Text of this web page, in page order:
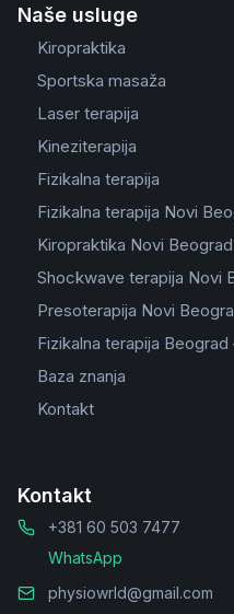
Naše usluge
Kiropraktika
Sportska masaža
Laser terapija
Kineziterapija
Fizikalna terapija
Fizikalna terapija Novi
Kiropraktika Novi Beograd
Shockwave terapija Novi
Presoterapija Novi
Fizikalna terapija
Baza znanja
Kontakt
Kontakt
+381 60 503 7477
WhatsApp
physiowrld@gmail.com